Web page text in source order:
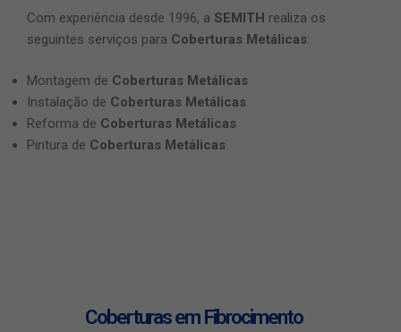
Com experiência desde 1996, a SEMITH realiza os
seguintes serviços para Coberturas Metálicas:
Montagem de Coberturas Metálicas
Instalação de Coberturas Metálicas
Reforma de Coberturas Metálicas
Pintura de Coberturas Metálicas
Coberturas em Fibrocimento